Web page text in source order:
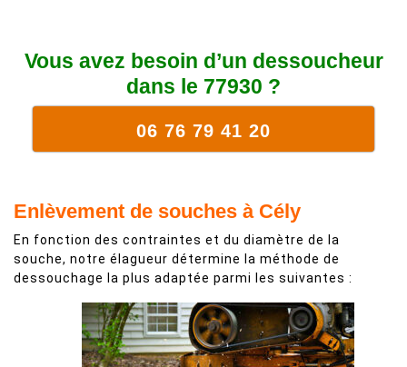
Vous avez besoin d’un dessoucheur
dans le 77930 ?
06 76 79 41 20
Enlèvement de souches à Cély
En fonction des contraintes et du diamètre de la
souche, notre élagueur détermine la méthode de
dessouchage la plus adaptée parmi les suivantes :